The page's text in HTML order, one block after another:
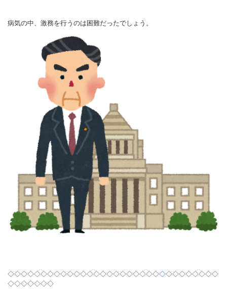
病気の中、激務を行うのは困難だったでしょう。
◇◇◇◇◇◇◇◇◇◇◇◇◇◇◇◇◇◇◇◇◇◇◇◇◇◇◇◇◇◇◇◇
◇◇◇◇◇◇◇